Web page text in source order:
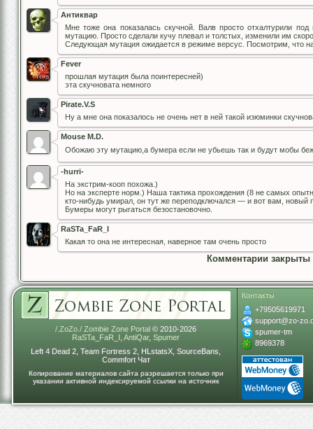
Антиквар
Мне тоже она показалась скучной. Валв просто отхалтурили
мутацию. Просто сделали кучу плевал и толстых, изменили им
Следующая мутация ожидается в режиме версус. Посмотрим, что
Fever
прошлая мутация была поинтересней)
эта скучновата немного
Pirate.V.S
Ну а мне она показалось не очень нет в ней такой изюминки
Mouse M.D.
Обожаю эту мутацию,а бумера если не убьешь так и будут мобы
-hurri-
На экстрим-кооп похожа.)
Но на эксперте норм.) Наша тактика прохождения (8 не самых
кто-нибудь умирал, он тут же переподключался — и вот вам, новый
Бумеры могут рыгаться безостановочно.
RaSTa_FaR_I
Какая то она не интересная, наверное там очень просто
Комментарии закрыты
/.ZoZo./ Zombie Zone Portal © 2010-2026
RaSTa_FaR_I AntiQar, Spumer
Left 4 Dead 2, Team Fortress 2, HLstatsX, SourceBans,
Commfort Чат
Копирование материалов сайта разрешается только при
указании активной индексируемой ссылки на источник
Контакты
+79505619971
support@zo-
spumer-tm
8969378